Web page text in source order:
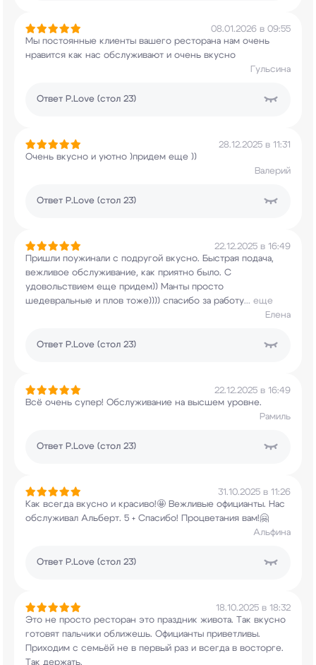
08.01.2026 в 09:55
Мы постоянные клиенты вашего ресторана нам очень
нравится как нас обслуживают и очень вкусно
Гульсина
Ответ P.Love (стол 23)
28.12.2025 в 11:31
Очень вкусно и уютно )придем еще ))
Валерий
Ответ P.Love (стол 23)
22.12.2025 в 16:49
Пришли поужинали с подругой вкусно. Быстрая подача,
вежливое обслуживание, как приятно было. С
удовольствием еще придем)) Манты просто
шедевральные и плов тоже)))) спасибо за работу... еще
Елена
Ответ P.Love (стол 23)
22.12.2025 в 16:49
Всё очень супер! Обслуживание на высшем уровне.
Рамиль
Ответ P.Love (стол 23)
31.10.2025 в 11:26
Как всегда вкусно и красиво!🤩 Вежливые официанты. Нас
обслуживал Альберт. 5 + Спасибо! Процветания вам!🤗
Альфина
Ответ P.Love (стол 23)
18.10.2025 в 18:32
Это не просто ресторан это праздник живота. Так вкусно
готовят пальчики оближешь. Официанты приветливы.
Приходим с семьёй не в первый раз и всегда в восторге.
Так держать.